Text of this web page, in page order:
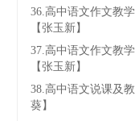
36.高中语文作文教
【张玉新】
37.高中语文作文教
【张玉新】
38.高中语文说课及
葵】